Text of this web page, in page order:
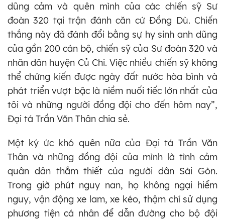
dũng cảm và quên mình của các chiến sỹ Sư
đoàn 320 tại trận đánh căn cứ Đồng Dù. Chiến
thắng này đã đánh đổi bằng sự hy sinh anh dũng
của gần 200 cán bộ, chiến sỹ của Sư đoàn 320 và
nhân dân huyện Củ Chi. Việc nhiều chiến sỹ không
thể chứng kiến được ngày đất nước hòa bình và
phát triển vượt bậc là niềm nuối tiếc lớn nhất của
tôi và những người đồng đội cho đến hôm nay”,
Đại tá Trần Văn Thân chia sẻ.
Một ký ức khó quên nữa của Đại tá Trần Văn
Thân và những đồng đội của mình là tình cảm
quân dân thắm thiết của người dân Sài Gòn.
Trong giờ phút nguy nan, họ không ngại hiểm
nguy, vận động xe lam, xe kéo, thậm chí sử dụng
phương tiện cá nhân để dẫn đường cho bộ đội